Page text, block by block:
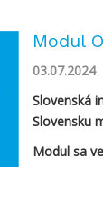
Modul
03.07.2024
Slovenská
Slovensku
Modul sa